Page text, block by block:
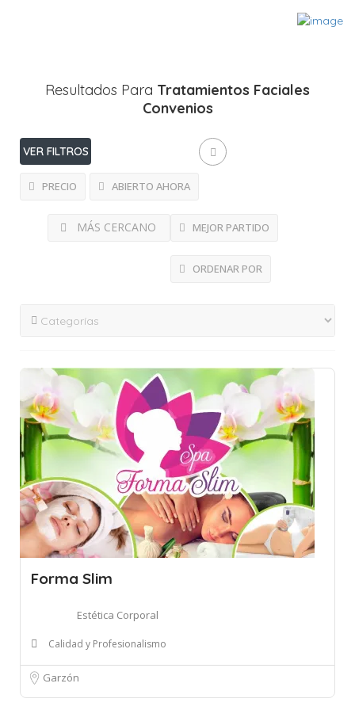
Resultados Para Tratamientos Faciales
Convenios
VER FILTROS
PRECIO ABIERTO AHORA
MÁS CERCANO MEJOR PARTIDO
ORDENAR POR
Forma Slim
Estética Corporal
Calidad y Profesionalismo
Garzón